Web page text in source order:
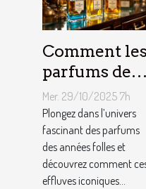
Comment les
parfums des
années folles
influencent-
ils la mode
moderne ?
Mer. 29/10/2025 7h
Plongez dans l’univers
fascinant des parfums
des années folles et
découvrez comment
effluves iconiques...